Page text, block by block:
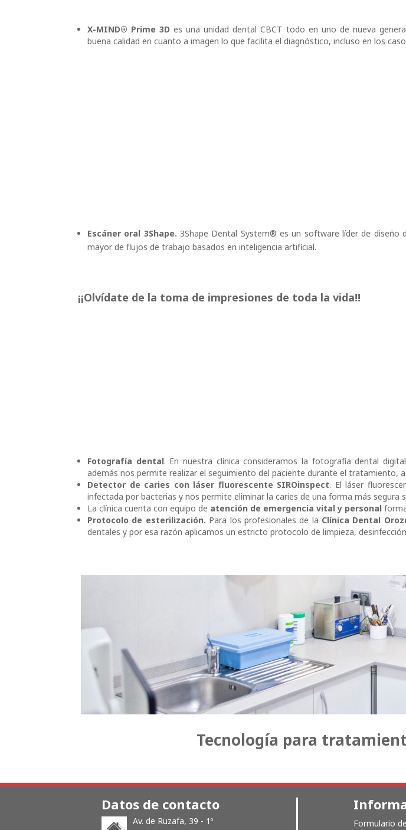
X-MIND® Prime 3D es una unidad dental CBCT todo en uno de nueva
buena calidad en cuanto a imagen lo que facilita el diagnóstico, incluso en los
Escáner oral 3Shape. 3Shape Dental System® es un software líder de diseño
mayor de flujos de trabajo basados en inteligencia artificial.
¡¡Olvídate de la toma de impresiones de toda la vida!!
Fotografía dental. En nuestra clínica consideramos la fotografía dental
además nos permite realizar el seguimiento del paciente durante el tratamiento,
Detector de caries con láser fluorescente SIROinspect. El láser
infectada por bacterias y nos permite eliminar la caries de una forma más segura
La clínica cuenta con equipo de atención de emergencia vital y personal
Protocolo de esterilización. Para los profesionales de la Clínica Dental
dentales y por esa razón aplicamos un estricto protocolo de limpieza,
Tecnología para
Datos de contacto
Av. de Ruzafa, 39 - 1º
Formulario